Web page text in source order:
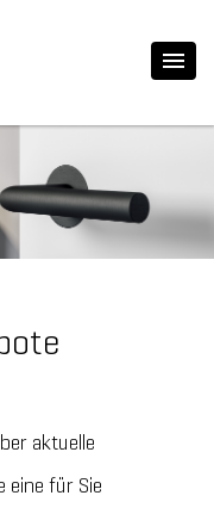
aktuelle
eine für Sie